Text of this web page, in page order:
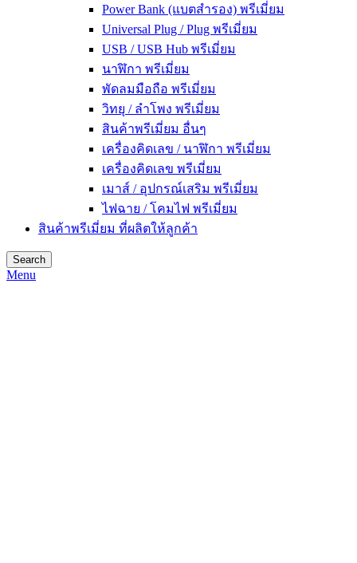
Power Bank (แบตสำรอง) พรีเมี่ยม
Universal Plug / Plug พรีเมี่ยม
USB / USB Hub พรีเมี่ยม
นาฬิกา พรีเมี่ยม
พัดลมมือถือ พรีเมี่ยม
วิทยุ / ลำโพง พรีเมี่ยม
สินค้าพรีเมี่ยม อื่นๆ
เครื่องคิดเลข / นาฬิกา พรีเมี่ยม
เครื่องคิดเลข พรีเมี่ยม
เมาส์ / อุปกรณ์เสริม พรีเมี่ยม
ไฟฉาย / โคมไฟ พรีเมี่ยม
สินค้าพรีเมี่ยม ที่ผลิตให้ลูกค้า
Search
Menu